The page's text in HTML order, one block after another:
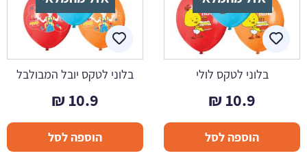
בלוני לטקס לולי
10.9
₪
הוספה לסל
בלוני לטקס יובל המבולבל
10.9
₪
הוספה לסל